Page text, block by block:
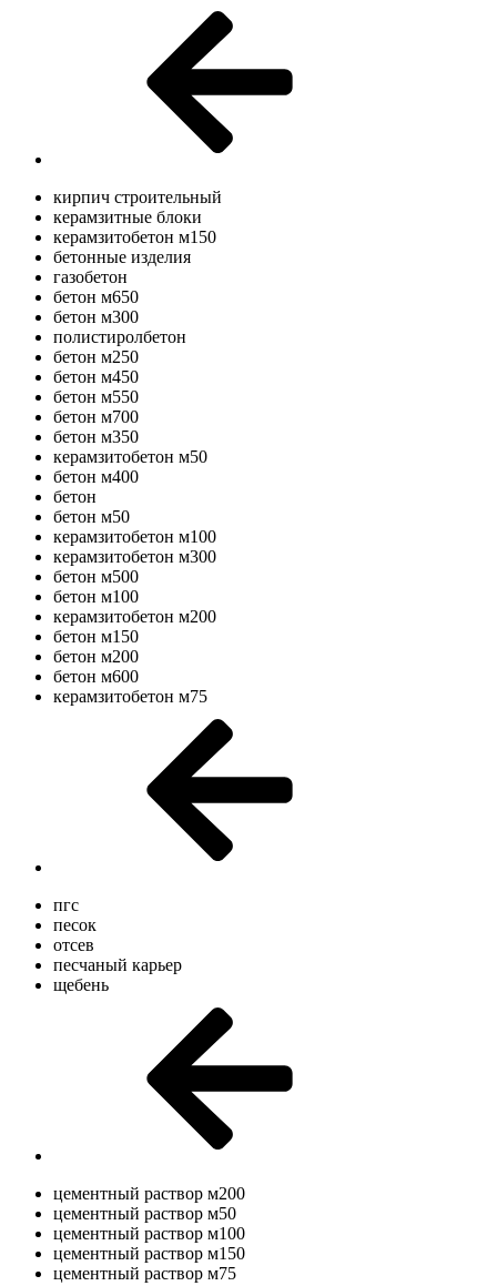
кирпич строительный
керамзитные блоки
керамзитобетон м150
бетонные изделия
газобетон
бетон м650
бетон м300
полистиролбетон
бетон м250
бетон м450
бетон м550
бетон м700
бетон м350
керамзитобетон м50
бетон м400
бетон
бетон м50
керамзитобетон м100
керамзитобетон м300
бетон м500
бетон м100
керамзитобетон м200
бетон м150
бетон м200
бетон м600
керамзитобетон м75
пгс
песок
отсев
песчаный карьер
щебень
цементный раствор м200
цементный раствор м50
цементный раствор м100
цементный раствор м150
цементный раствор м75